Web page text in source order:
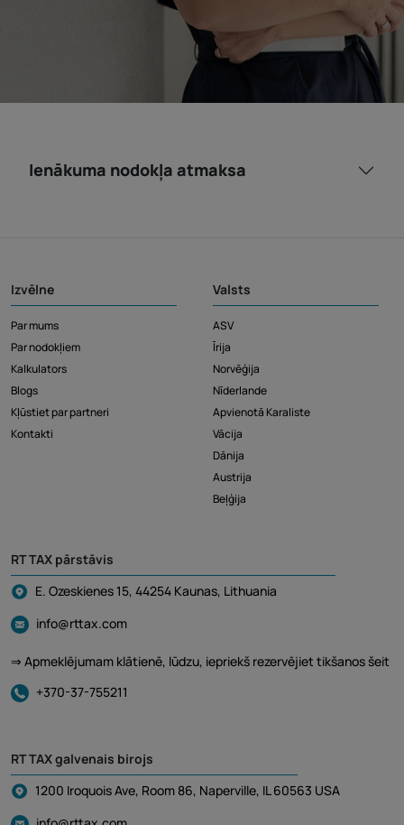
Ienākuma nodokļa atmaksa
Izvēlne
Par mums
Par nodokļiem
Kalkulators
Blogs
Kļūstiet par partneri
Kontakti
Valsts
ASV
Īrija
Norvēģija
Nīderlande
Apvienotā Karaliste
Vācija
Dānija
Austrija
Beļģija
RT TAX pārstāvis
E. Ozeskienes 15, 44254 Kaunas, Lithuania
info@rttax.com
⇒ Apmeklējumam klātienē, lūdzu, iepriekš rezervējiet tikšanos šeit
+370-37-755211
RT TAX galvenais birojs
1200 Iroquois Ave, Room 86, Naperville, IL 60563 USA